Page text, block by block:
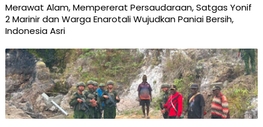
Merawat Alam, Mempererat Persaudaraan, Satgas Yonif
2 Marinir dan Warga Enarotali Wujudkan Paniai Bersih,
Indonesia Asri